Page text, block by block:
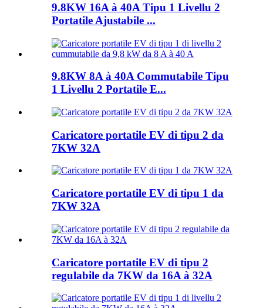
9.8KW 16A à 40A Tipu 1 Livellu 2
Portatile Ajustabile ...
9.8KW 8A à 40A Commutabile Tipu
1 Livellu 2 Portatile E...
Caricatore portatile EV di tipu 2 da
7KW 32A
Caricatore portatile EV di tipu 1 da
7KW 32A
Caricatore portatile EV di tipu 2
regulabile da 7KW da 16A à 32A